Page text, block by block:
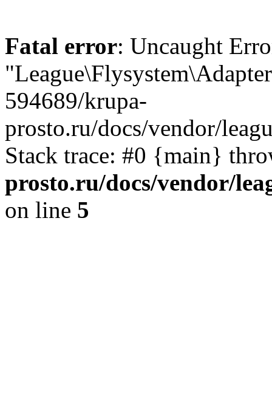
Fatal error: Uncaught
594689/krupa-
prosto.ru/docs/vendor/
Stack trace: #0 {main}
prosto.ru/docs/vendor/
on line 5